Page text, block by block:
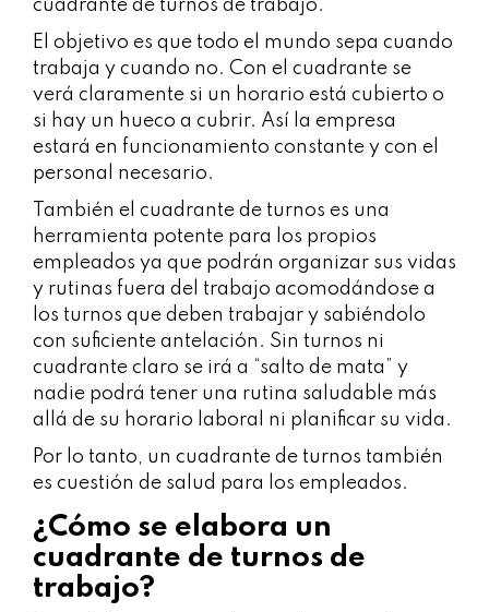
cuadrante de turnos de trabajo.
El objetivo es que todo el mundo sepa cuando
trabaja y cuando no. Con el cuadrante se
verá claramente si un horario está cubierto o
si hay un hueco a cubrir. Así la empresa
estará en funcionamiento constante y con el
personal necesario.
También el cuadrante de turnos es una
herramienta potente para los propios
empleados ya que podrán organizar sus vidas
y rutinas fuera del trabajo acomodándose a
los turnos que deben trabajar y sabiéndolo
con suficiente antelación. Sin turnos ni
cuadrante claro se irá a “salto de mata” y
nadie podrá tener una rutina saludable más
allá de su horario laboral ni planificar su vida.
Por lo tanto, un cuadrante de turnos también
es cuestión de salud para los empleados.
¿Cómo se elabora un
cuadrante de turnos de
trabajo?